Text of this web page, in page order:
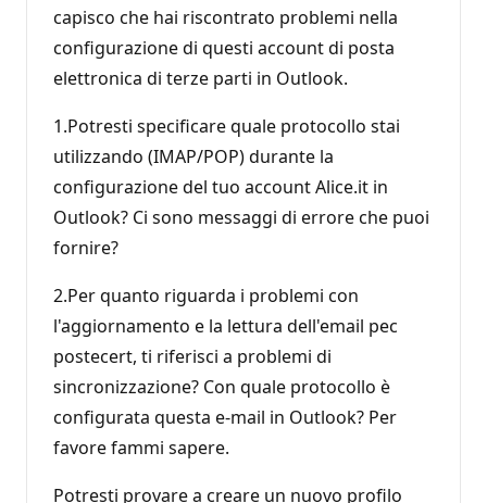
capisco che hai riscontrato problemi nella
configurazione di questi account di posta
elettronica di terze parti in Outlook.
1.Potresti specificare quale protocollo stai
utilizzando (IMAP/POP) durante la
configurazione del tuo account Alice.it in
Outlook? Ci sono messaggi di errore che puoi
fornire?
2.Per quanto riguarda i problemi con
l'aggiornamento e la lettura dell'email pec
postecert, ti riferisci a problemi di
sincronizzazione? Con quale protocollo è
configurata questa e-mail in Outlook? Per
favore fammi sapere.
Potresti provare a creare un nuovo profilo